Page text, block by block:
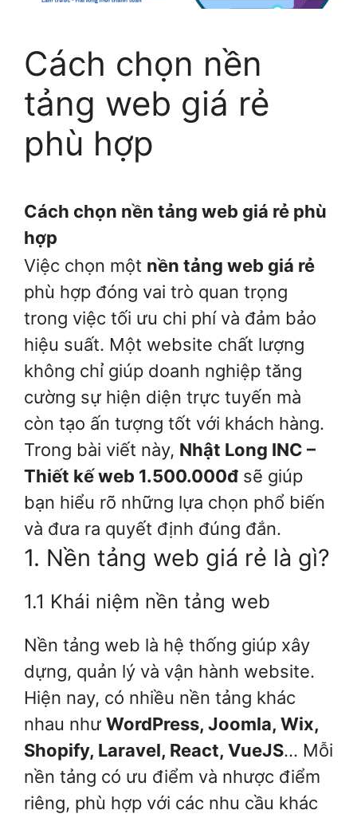
Cách chọn nền
tảng web giá rẻ
phù hợp
Cách chọn nền tảng web giá rẻ phù
hợp
Việc chọn một nền tảng web giá rẻ
phù hợp đóng vai trò quan trọng
trong việc tối ưu chi phí và đảm bảo
hiệu suất. Một website chất lượng
không chỉ giúp doanh nghiệp tăng
cường sự hiện diện trực tuyến mà
còn tạo ấn tượng tốt với khách hàng.
Trong bài viết này, Nhật Long INC –
Thiết kế web 1.500.000đ sẽ giúp
bạn hiểu rõ những lựa chọn phổ biến
và đưa ra quyết định đúng đắn.
1. Nền tảng web giá rẻ là gì?
1.1 Khái niệm nền tảng web
Nền tảng web là hệ thống giúp xây
dựng, quản lý và vận hành website.
Hiện nay, có nhiều nền tảng khác
nhau như WordPress, Joomla, Wix,
Shopify, Laravel, React, VueJS… Mỗi
nền tảng có ưu điểm và nhược điểm
riêng, phù hợp với các nhu cầu khác